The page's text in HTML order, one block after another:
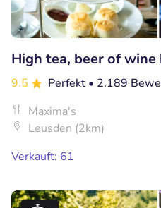
High tea, beer of wine
9.5 Perfekt • 2.189
Maxima's
Leusden (2km)
Verkauft: 61